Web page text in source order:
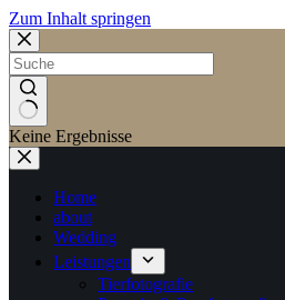
Zum Inhalt springen
Keine Ergebnisse
Home
about
Wedding
Leistungen
Tierfotografie